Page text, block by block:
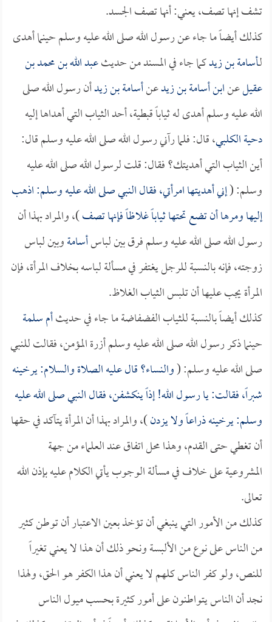
تشف إنها تصف، يعني: أنها تصف الجسد.
كذلك أيضاً ما جاء عن رسول الله صلى الله عليه وسلم حينما أهدى
لـأسامة بن زيدكما جاء في المسند من حديثعبد الله بن محمد بن
عقيلعنابن أسامة بن زيدعنأسامة بن زيدأن رسول الله صلى
الله عليه وسلم أهدى له ثياباً قبطية، أحد الثياب التي أهداها إليه
دحية الكلبي، قال: فلما رآني رسول الله صلى الله عليه وسلم قال:
أين الثياب التي أهديتك؟ فقال: قلت لرسول الله صلى الله عليه
وسلم: (إني أهديتها امرأتي، فقال النبي صلى الله عليه وسلم: اذهب
إليها ومرها أن تضع تحتها ثياباً غلاظاً فإنها تصف)، والمراد بهذا أن
رسول الله صلى الله عليه وسلم فرق بين لباسأسامةوبين لباس
زوجته، فإنه بالنسبة للرجل يغتفر في مسألة لباسه بخلاف المرأة، فإن
المرأة يجب عليها أن تلبس الثياب الغلاظ.
كذلك أيضاً بالنسبة للثياب الفضفاضة ما جاء في حديثأم سلمة
حينما ذكر رسول الله صلى الله عليه وسلم أزرة المؤمن، فقالت للنبي
صلى الله عليه وسلم: (والنساء؟ قال عليه الصلاة والسلام: يرخينه
شبراً، فقالت: يا رسول الله! إذاً ينكشفن، فقال النبي صلى الله عليه
وسلم: يرخينه ذراعاً ولا يزدن)، والمراد بهذا أن المرأة يتآكد في حقها
أن تغطي حتى القدم، وهذا محل اتفاق عند العلماء من جهة
المشروعية على خلاف في مسألة الوجوب يأتي الكلام عليه بإذن الله
تعالى.
كذلك من الأمور التي ينبغي أن تؤخذ بعين الاعتبار أن توطن كثير
من الناس على نوع من الألبسة ونحو ذلك أن هذا لا يعني تغيراً
للنص، ولو كفر الناس كلهم لا يعني أن هذا الكفر هو الحق، ولهذا
نجد أن الناس يتواطنون على أمور كثيرة بحسب ميول الناس